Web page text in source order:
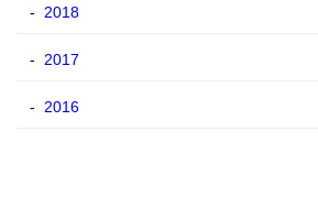
2018
2017
2016